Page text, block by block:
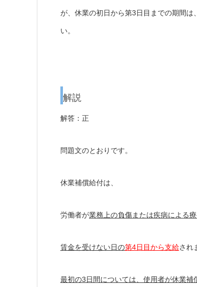
が、休業の初日から第3日目までの期間
い。
解説
解答：正
問題文のとおりです。
休業補償給付は、
労働者が業務上の負傷または疾病による
賃金を受けない日の第4日目から支給され
最初の3日間については、 使用者が休業補